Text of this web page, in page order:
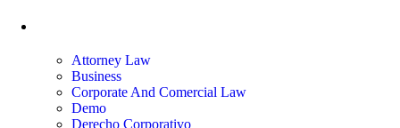
Attorney Law
Business
Corporate And Comercial Law
Demo
Derecho Corporativo